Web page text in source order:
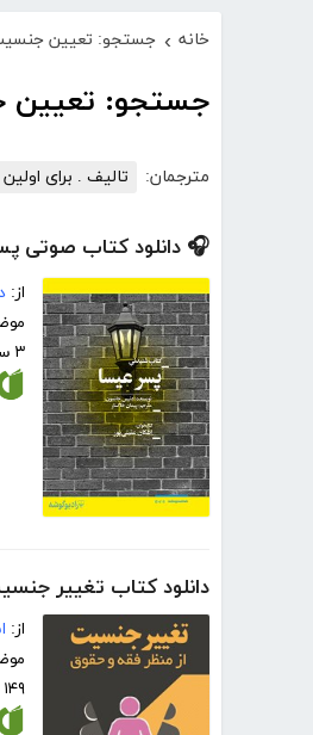
خانه › جستجو: تعیین
جستجو: تعیین
مترجمان: تالیف . برای
🎧 دانلود کتاب صوتی
از:
۳ ساعت و ۴ دقیقه
دانلود کتاب تغییر
از:
۱۴۹ صفحه